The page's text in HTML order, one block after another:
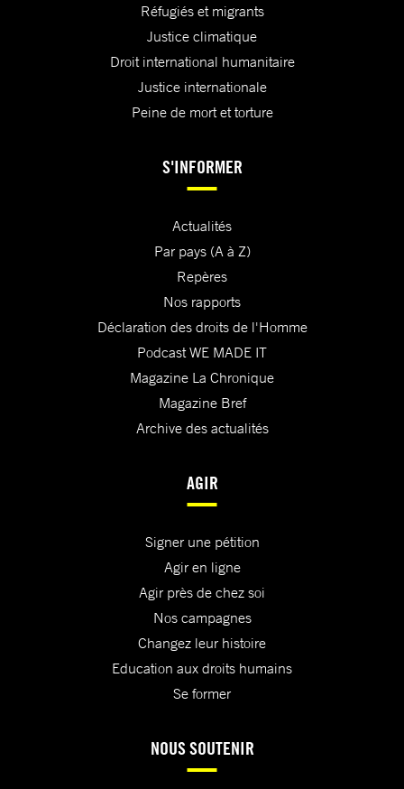
Réfugiés et migrants
Justice climatique
Droit international humanitaire
Justice internationale
Peine de mort et torture
S'INFORMER
Actualités
Par pays (A à Z)
Repères
Nos rapports
Déclaration des droits de l'Homme
Podcast WE MADE IT
Magazine La Chronique
Magazine Bref
Archive des actualités
AGIR
Signer une pétition
Agir en ligne
Agir près de chez soi
Nos campagnes
Changez leur histoire
Education aux droits humains
Se former
NOUS SOUTENIR